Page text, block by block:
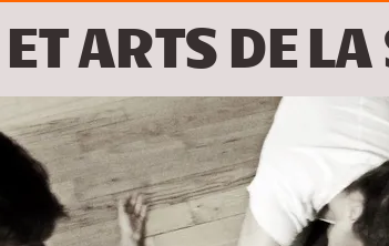
ARTS DE LA